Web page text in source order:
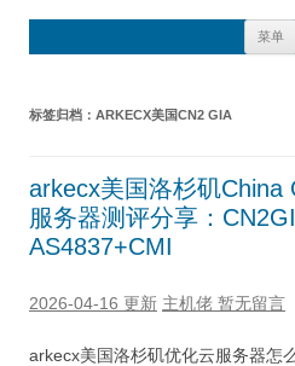
菜单
标签归档： ARKECX美国CN2 GIA
arkecx美国洛杉矶China
服务器测评分享：
AS4837+CMI
2026-04-16 更新 主机佬 暂无留言
arkecx美国洛杉矶优化云服务器怎